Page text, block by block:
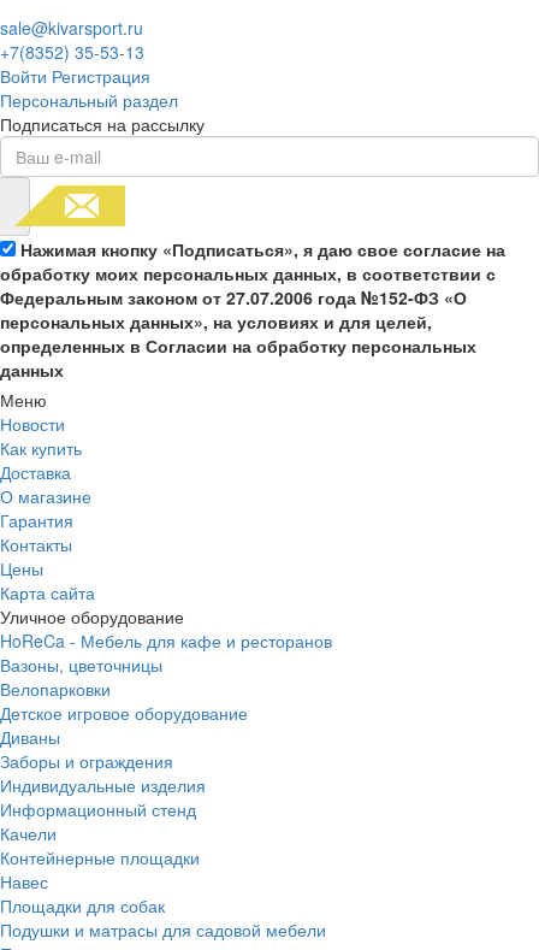
sale@kivarsport.ru
+7(8352) 35-53-13
Войти Регистрация
Персональный раздел
Подписаться на рассылку
Нажимая кнопку «Подписаться», я даю свое согласие на
обработку моих персональных данных, в соответствии с
Федеральным законом от 27.07.2006 года №152-ФЗ «О
персональных данных», на условиях и для целей,
определенных в Согласии на обработку персональных
данных
Меню
Новости
Как купить
Доставка
О магазине
Гарантия
Контакты
Цены
Карта сайта
Уличное оборудование
HoReCa - Мебель для кафе и ресторанов
Вазоны, цветочницы
Велопарковки
Детское игровое оборудование
Диваны
Заборы и ограждения
Индивидуальные изделия
Информационный стенд
Качели
Контейнерные площадки
Навес
Площадки для собак
Подушки и матрасы для садовой мебели